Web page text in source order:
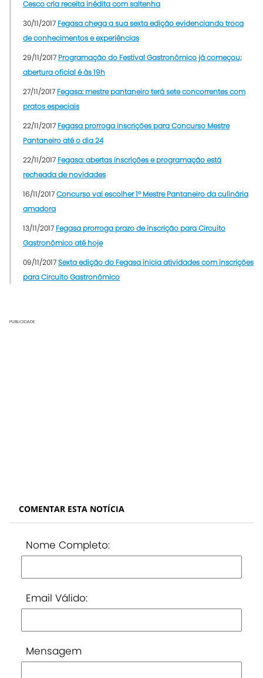
Cesco cria receita inédita com saltenha
30/11/2017 Fegasa chega a sua sexta edição evidenciando troca
de conhecimentos e experiências
29/11/2017 Programação do Festival Gastronômico já começou;
abertura oficial é às 19h
27/11/2017 Fegasa: mestre pantaneiro terá sete concorrentes com
pratos especiais
22/11/2017 Fegasa prorroga inscrições para Concurso Mestre
Pantaneiro até o dia 24
22/11/2017 Fegasa: abertas inscrições e programação está
recheada de novidades
16/11/2017Concurso vai escolher 1º Mestre Pantaneiro da culinária
amadora
13/11/2017 Fegasa prorroga prazo de inscrição para Circuito
Gastronômico até hoje
09/11/2017Sexta edição do Fegasa inicia atividades com inscrições
para Circuito Gastronômico
PUBLICIDADE
COMENTAR ESTA NOTÍCIA
Nome Completo:
Email Válido:
Mensagem